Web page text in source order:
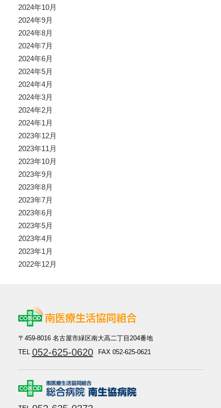
2024年10月
2024年9月
2024年8月
2024年7月
2024年6月
2024年5月
2024年4月
2024年3月
2024年2月
2024年1月
2023年12月
2023年11月
2023年10月
2023年9月
2023年8月
2023年7月
2023年6月
2023年5月
2023年4月
2023年1月
2022年12月
〒459-8016 名古屋市緑区南大高二丁目204番地
TEL 052-625-0620 FAX 052-625-0621